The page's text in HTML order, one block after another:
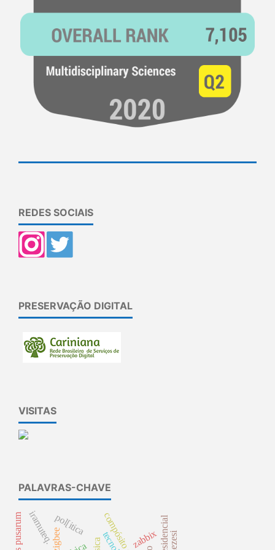
REDES SOCIAIS
PRESERVAÇÃO DIGITAL
VISITAS
PALAVRAS-CHAVE
zigbee zabbix
pol[itica
iramuteq.